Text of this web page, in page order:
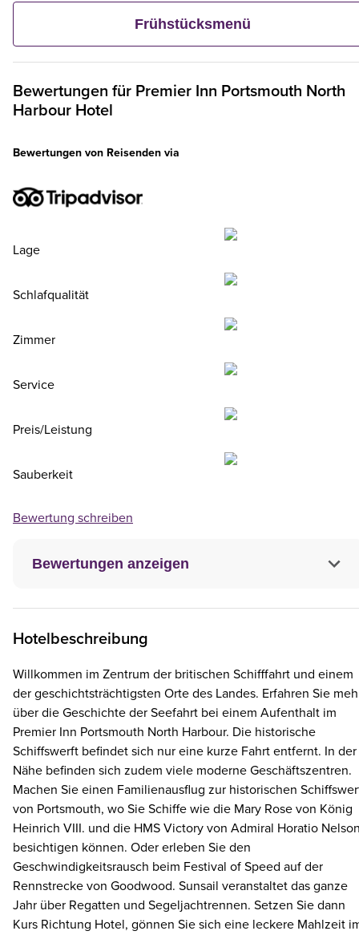
kontinentalen Köstlichkeiten wie Obst, Müsli und frischem
Gebäck. Und wenn ein Erwachsener ein Premier Inn-
bestellt, frühstücken bis zu zwei Kinder kostenlos mit.**
Frühstücksmenü
Bewertungen für Premier Inn Portsmouth North
Harbour Hotel
Bewertungen anzeigen
Bewertungen von Reisenden via
Lage
Schlafqualität
Zimmer
Service
Preis/Leistung
Sauberkeit
Bewertung schreiben
Hotelbeschreibung
Willkommen im Zentrum der britischen Schifffahrt und einem
der geschichtsträchtigsten Orte des Landes. Erfahren Sie
über die Geschichte der Seefahrt bei einem Aufenthalt im
Premier Inn Portsmouth North Harbour. Die historische
Schiffswerft befindet sich nur eine kurze Fahrt entfernt. In der
Nähe befinden sich zudem viele moderne Geschäftszentren.
Machen Sie einen Familienausflug zur historischen
von Portsmouth, wo Sie Schiffe wie die Mary Rose von König
Heinrich VIII. und die HMS Victory von Admiral Horatio
besichtigen können. Oder erleben Sie den
Geschwindigkeitsrausch beim Festival of Speed auf der
Rennstrecke von Goodwood. Sunsail veranstaltet das ganze
Jahr über Regatten und Segeljachtrennen. Setzen Sie dann
Kurs Richtung Hotel, gönnen Sie sich eine leckere Mahlzeit